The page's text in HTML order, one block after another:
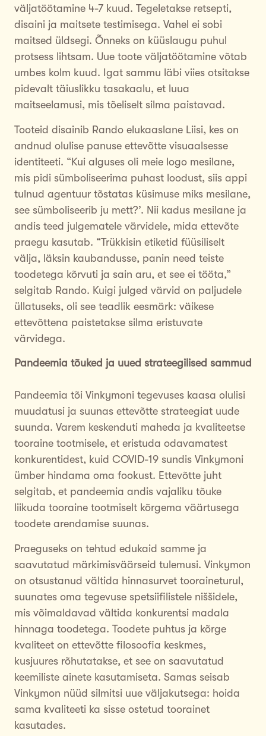
väljatöötamine 4-7 kuud. Tegeletakse retsepti,
disaini ja maitsete testimisega. Vahel ei sobi
maitsed üldsegi. Õnneks on küüslaugu puhul
protsess lihtsam. Uue toote väljatöötamine võtab
umbes kolm kuud. Igat sammu läbi viies otsitakse
pidevalt täiuslikku tasakaalu, et luua
maitseelamusi, mis tõeliselt silma paistavad.
Tooteid disainib Rando elukaaslane Liisi, kes on
andnud olulise panuse ettevõtte visuaalsesse
identiteeti. “Kui alguses oli meie logo mesilane,
mis pidi sümboliseerima puhast loodust, siis appi
tulnud agentuur tõstatas küsimuse miks mesilane,
see sümboliseerib ju mett?’. Nii kadus mesilane ja
andis teed julgematele värvidele, mida ettevõte
praegu kasutab. “Trükkisin etiketid füüsiliselt
välja, läksin kaubandusse, panin need teiste
toodetega kõrvuti ja sain aru, et see ei tööta,”
selgitab Rando. Kuigi julged värvid on paljudele
üllatuseks, oli see teadlik eesmärk: väikese
ettevõttena paistetakse silma eristuvate
värvidega.
Pandeemia tõuked ja uued strateegilised sammud
Pandeemia tõi Vinkymoni tegevuses kaasa olulisi
muudatusi ja suunas ettevõtte strateegiat uude
suunda. Varem keskenduti maheda ja kvaliteetse
tooraine tootmisele, et eristuda odavamatest
konkurentidest, kuid COVID-19 sundis Vinkymoni
ümber hindama oma fookust. Ettevõtte juht
selgitab, et pandeemia andis vajaliku tõuke
liikuda tooraine tootmiselt kõrgema väärtusega
toodete arendamise suunas.
Praeguseks on tehtud edukaid samme ja
saavutatud märkimisväärseid tulemusi. Vinkymon
on otsustanud vältida hinnasurvet tooraineturul,
suunates oma tegevuse spetsiifilistele niššidele,
mis võimaldavad vältida konkurentsi madala
hinnaga toodetega. Toodete puhtus ja kõrge
kvaliteet on ettevõtte filosoofia keskmes,
kusjuures rõhutatakse, et see on saavutatud
keemiliste ainete kasutamiseta. Samas seisab
Vinkymon nüüd silmitsi uue väljakutsega: hoida
sama kvaliteeti ka sisse ostetud toorainet
kasutades.